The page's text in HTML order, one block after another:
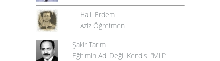
Halil Erdem
Aziz Öğretmen
Şakir Tarım
Eğitimin Adı Değil Kendisi “Millî”